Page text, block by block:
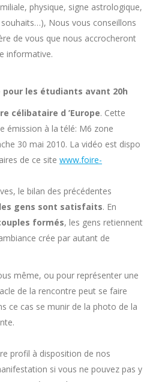
physique, signe astrologique,
Nous vous conseillons
de vous que nous accrocheront
informative.
les étudiants avant 20h
célibataire d ’Europe. Cette
émission à la télé: M6 zone
30 mai 2010. La vidéo est dispo
de ce site www.foire-
le bilan des précédentes
les gens sont satisfaits. En
formés, les gens retiennent
crée par autant de
même, ou pour représenter une
de la rencontre peut se faire
ce cas se munir de la photo de la
profil à disposition de nos
si vous ne pouvez pas y